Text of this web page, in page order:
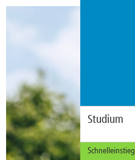
Studium
Schnelleinstieg